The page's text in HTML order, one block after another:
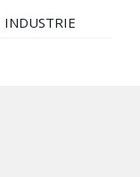
INDUSTRIE